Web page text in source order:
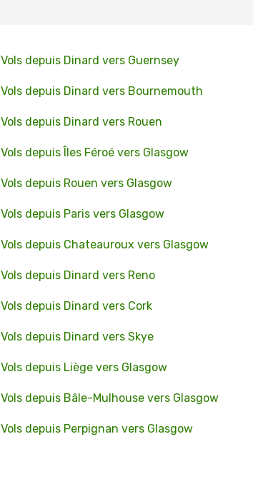
Vols depuis Dinard vers Guernsey
Vols depuis Dinard vers Bournemouth
Vols depuis Dinard vers Rouen
Vols depuis Îles Féroé vers Glasgow
Vols depuis Rouen vers Glasgow
Vols depuis Paris vers Glasgow
Vols depuis Chateauroux vers Glasgow
Vols depuis Dinard vers Reno
Vols depuis Dinard vers Cork
Vols depuis Dinard vers Skye
Vols depuis Liège vers Glasgow
Vols depuis Bâle-Mulhouse vers Glasgow
Vols depuis Perpignan vers Glasgow